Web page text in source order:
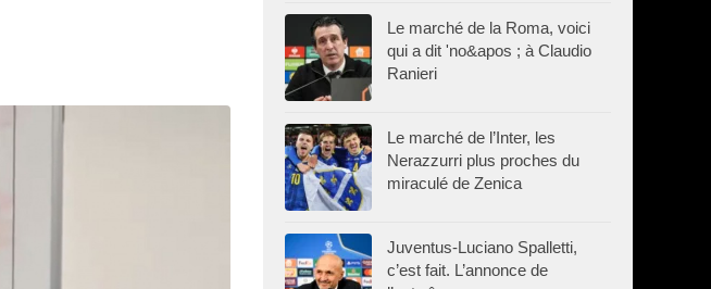
Le marché de la Roma, voici
qui a dit 'no&apos ; à Claudio
Ranieri
Le marché de l’Inter, les
Nerazzurri plus proches du
miraculé de Zenica
Juventus-Luciano Spalletti,
c’est fait. L’annonce de